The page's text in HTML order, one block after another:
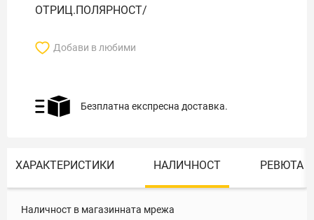
ОТРИЦ.ПОЛЯРНОСТ/
Добави в любими
Безплатна експресна доставка.
ХАРАКТЕРИСТИКИ НАЛИЧНОСТ РЕВЮТА
Наличност в магазинната мрежа